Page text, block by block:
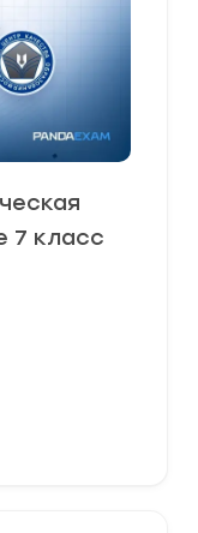
7 класс